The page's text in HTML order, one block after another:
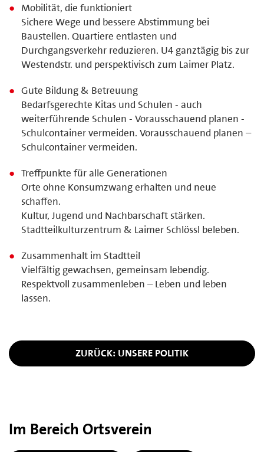
Mobilität, die funktioniert
Sichere Wege und bessere Abstimmung bei
Baustellen. Quartiere entlasten und
Durchgangsverkehr reduzieren. U4 ganztägig bis zur
Westendstr. und perspektivisch zum Laimer Platz.
Gute Bildung & Betreuung
Bedarfsgerechte Kitas und Schulen - auch
weiterführende Schulen - Vorausschauend planen -
Schulcontainer vermeiden. Vorausschauend planen –
Schulcontainer vermeiden.
Treffpunkte für alle Generationen
Orte ohne Konsumzwang erhalten und neue
schaffen.
Kultur, Jugend und Nachbarschaft stärken.
Stadtteilkulturzentrum & Laimer Schlössl beleben.
Zusammenhalt im Stadtteil
Vielfältig gewachsen, gemeinsam lebendig.
Respektvoll zusammenleben – Leben und leben
lassen.
ZURÜCK: UNSERE POLITIK
Im Bereich Ortsverein